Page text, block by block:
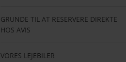
GRUNDE TIL AT RESERVERE DIREKTE
HOS AVIS
VORES LEJEBILER